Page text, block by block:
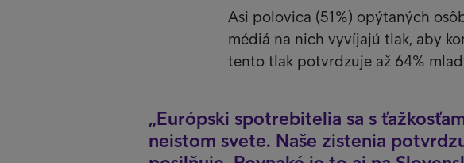
Asi polovica (51%) opýtaných
médiá na nich vyvíjajú tlak, aby
tento tlak potvrdzuje až 64%
Európski spotrebitelia sa s
neistom svete. Naše zistenia